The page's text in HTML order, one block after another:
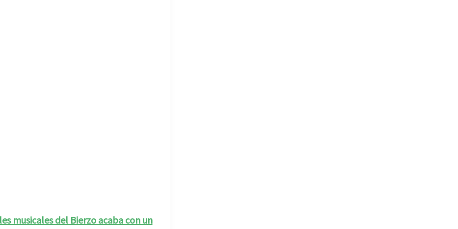
musicales del Bierzo acaba con un